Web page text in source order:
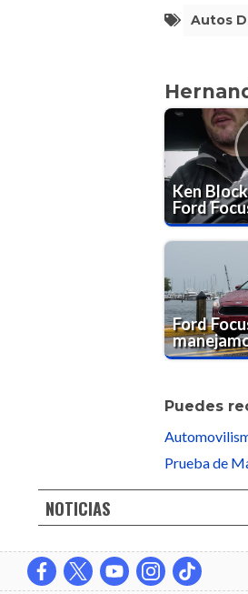
Autos
Ken
Ford
Ford
Puedes
Prueba de
NOTICIAS